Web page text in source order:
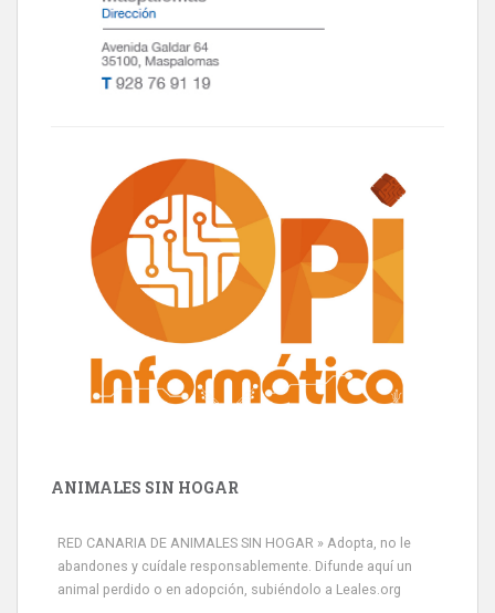
ANIMALES SIN HOGAR
RED CANARIA DE ANIMALES SIN HOGAR » Adopta, no le
abandones y cuídale responsablemente. Difunde aquí un
animal perdido o en adopción, subiéndolo a Leales.org